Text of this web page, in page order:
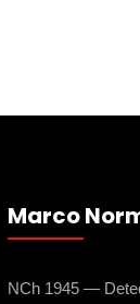
Marco
NCh 1945 —